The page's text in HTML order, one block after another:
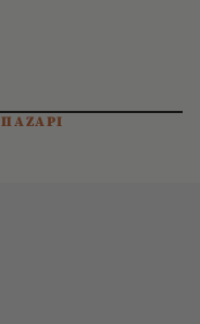
ΠΑΖΑΡΙ